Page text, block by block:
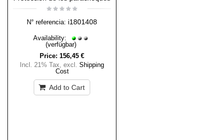
N° referencia: i1801408
Availability:
(verfügbar)
Price: 156,45 €
Incl. 21% Tax, excl. Shipping
Cost
Add to Cart